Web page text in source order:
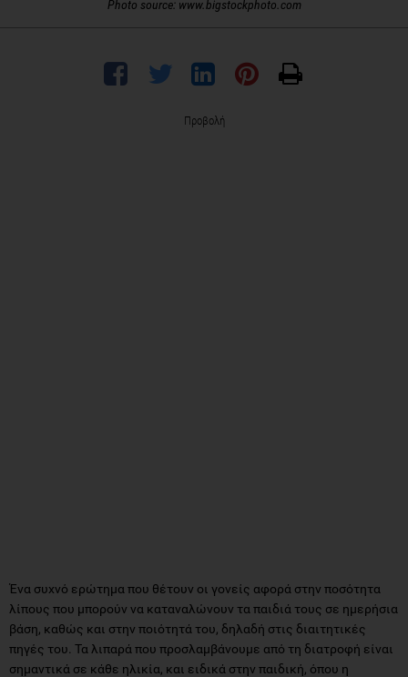
Photo source: www.bigstockphoto.com
Προβολή
Ένα συχνό ερώτημα που θέτουν οι γονείς αφορά στην ποσότητα
λίπους που μπορούν να καταναλώνουν τα παιδιά τους σε ημερήσια
βάση, καθώς και στην ποιότητά του, δηλαδή στις διαιτητικές
πηγές του. Τα λιπαρά που προσλαμβάνουμε από τη διατροφή είναι
σημαντικά σε κάθε ηλικία, και ειδικά στην παιδική, όπου η